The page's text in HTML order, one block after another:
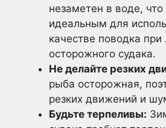
незаметен в воде, что
идеальным для
качестве поводка при
осторожного судака.
Не делайте резких
рыба осторожная,
резких движений и
Будьте терпеливы: